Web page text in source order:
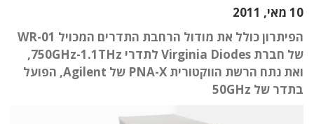
10 מאי, 2011
הפיתרון כולל את מודול הרחבת התדרים המכויל WR-01
של חברת Virginia Diodes לתדרי 750GHz-1.1THz,
ואת נתח הרשת הווקטורית PNA-X של Agilent, הפועל
בתדר של 50GHz